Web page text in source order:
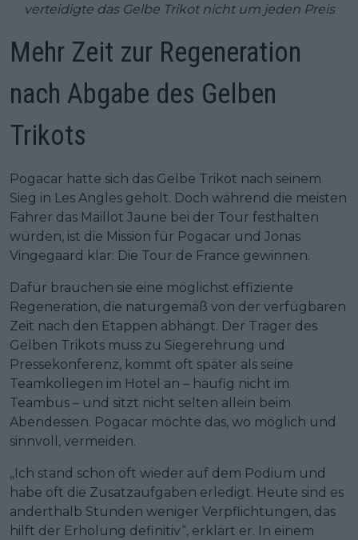
verteidigte das Gelbe Trikot nicht um jeden Preis
Mehr Zeit zur Regeneration
nach Abgabe des Gelben
Trikots
Pogacar hatte sich das Gelbe Trikot nach seinem
Sieg in Les Angles geholt. Doch während die meisten
Fahrer das Maillot Jaune bei der Tour festhalten
würden, ist die Mission für Pogacar und Jonas
Vingegaard klar: Die Tour de France gewinnen.
Dafür brauchen sie eine möglichst effiziente
Regeneration, die naturgemäß von der verfügbaren
Zeit nach den Etappen abhängt. Der Träger des
Gelben Trikots muss zu Siegerehrung und
Pressekonferenz, kommt oft später als seine
Teamkollegen im Hotel an – häufig nicht im
Teambus – und sitzt nicht selten allein beim
Abendessen. Pogacar möchte das, wo möglich und
sinnvoll, vermeiden.
„Ich stand schon oft wieder auf dem Podium und
habe oft die Zusatzaufgaben erledigt. Heute sind es
anderthalb Stunden weniger Verpflichtungen, das
hilft der Erholung definitiv“, erklärt er. In einem